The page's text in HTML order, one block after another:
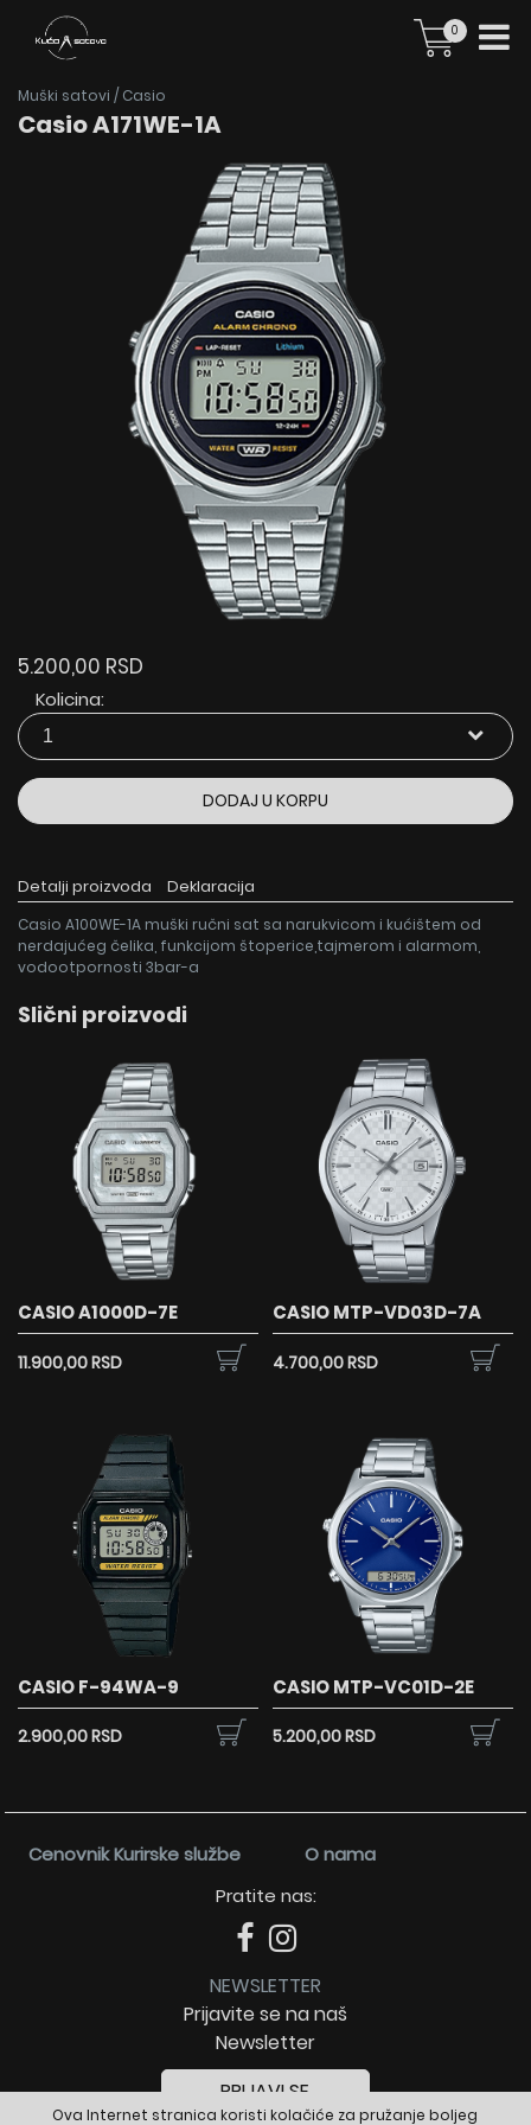
Ova Internet stranica koristi kolačiće za pružanje boljeg
0
Muški satovi / Casio
Casio A171WE-1A
5.200,00 RSD
Kolicina:
DODAJ U KORPU
Detalji proizvoda Deklaracija
Casio A100WE-1A muški ručni sat sa narukvicom i kućištem od
nerdajućeg čelika, funkcijom štoperice,tajmerom i alarmom,
vodootpornosti 3bar-a
Slični proizvodi
CASIO A1000D-7E
11.900,00 RSD
CASIO MTP-VD03D-7A
4.700,00 RSD
CASIO F-94WA-9
2.900,00 RSD
CASIO MTP-VC01D-2E
5.200,00 RSD
Cenovnik Kurirske službe
O nama
Pratite nas:
NEWSLETTER
Prijavite se na naš
Newsletter
PRIJAVI SE